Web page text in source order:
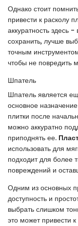
Однако стоит
привести к расколу
аккуратность здесь
сохранить, лучше
точным
чтобы не повредить
Шпатель
Шпатель является
основное
плитки после
можно аккуратно
приподнять ее.
использовать для
подходит для более
повреждений и
Одним из основных
доступность и
выбрать слишком
это может привести